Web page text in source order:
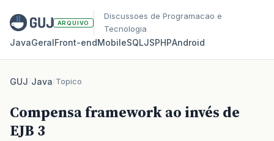
ARQUIVO
Discussoes de Programacao e
Tecnologia
JavaGeralFront‑endMobileSQLJSPHPAndroid
GUJ/Java/Topico
Compensa framework ao invés de
EJB 3